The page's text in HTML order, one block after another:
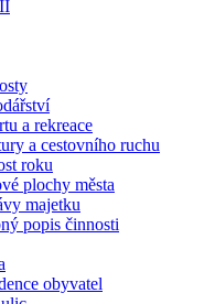
a rekreace
a cestovního ruchu
roku
plochy města
majetku
popis činnosti
obyvatel